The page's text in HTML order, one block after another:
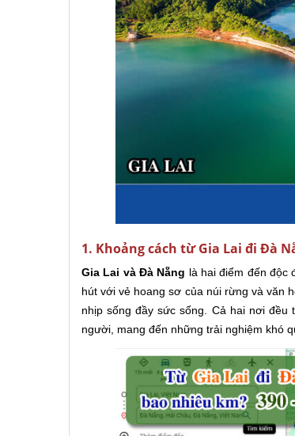
1. Khoảng cách từ Gia Lai đi Đà
Gia Lai và Đà Nẵng là hai điểm đến độc
hút với vẻ hoang sơ của núi rừng và văn
nhịp sống đầy sức sống. Cả hai nơi
người, mang đến những trải nghiệm khó